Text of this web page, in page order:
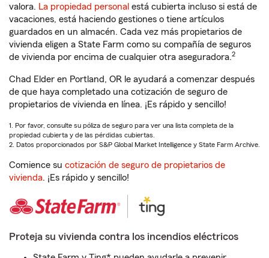
valora. La propiedad personal está cubierta incluso si está de
vacaciones, está haciendo gestiones o tiene artículos
guardados en un almacén. Cada vez más propietarios de
vivienda eligen a State Farm como su compañía de seguros
de vivienda por encima de cualquier otra aseguradora.2
Chad Elder en Portland, OR le ayudará a comenzar después
de que haya completado una cotización de seguro de
propietarios de vivienda en línea. ¡Es rápido y sencillo!
1. Por favor, consulte su póliza de seguro para ver una lista completa de la
propiedad cubierta y de las pérdidas cubiertas.
2. Datos proporcionados por S&P Global Market Intelligence y State Farm Archive.
Comience su cotización de seguro de propietarios de
vivienda. ¡Es rápido y sencillo!
Proteja su vivienda contra los incendios eléctricos